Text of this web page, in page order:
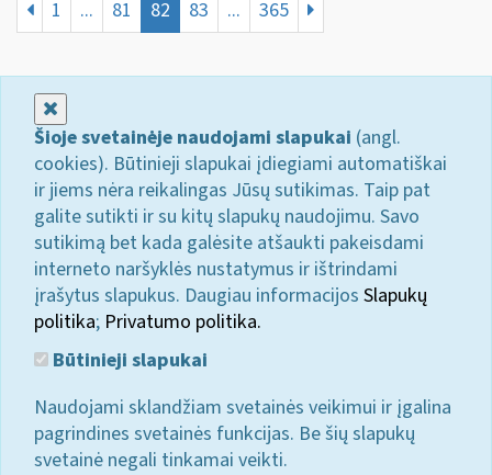
1 ... 81 82 83 ... 365
Šioje svetainėje naudojami slapukai (angl.
cookies). Būtinieji slapukai įdiegiami automatiškai
ir jiems nėra reikalingas Jūsų sutikimas. Taip pat
galite sutikti ir su kitų slapukų naudojimu. Savo
sutikimą bet kada galėsite atšaukti pakeisdami
interneto naršyklės nustatymus ir ištrindami
įrašytus slapukus. Daugiau informacijos Slapukų
politika; Privatumo politika.
Būtinieji slapukai
Naudojami sklandžiam svetainės veikimui ir įgalina
pagrindines svetainės funkcijas. Be šių slapukų
svetainė negali tinkamai veikti.